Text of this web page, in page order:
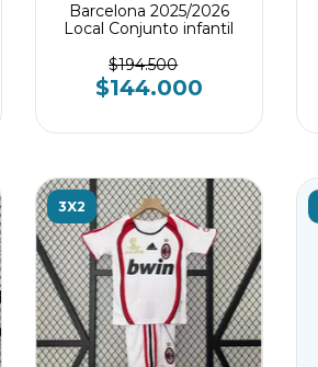
Barcelona 2025/2026
Local Conjunto infantil
$194.500
$144.000
3X2